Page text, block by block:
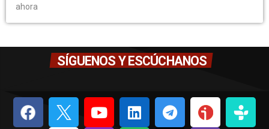
ahora
SÍGUENOS Y ESCÚCHANOS